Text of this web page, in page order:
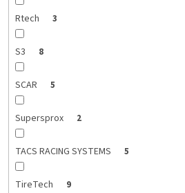
Rtech 3
S3 8
SCAR 5
Supersprox 2
TACS RACING SYSTEMS 5
TireTech 9